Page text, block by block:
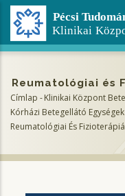
Ugrás
tartalomra
Reumatológiai és
Morzsa
Címlap -Klinikai Központ
Kórházi Betegellátó Egységek
Reumatológiai És